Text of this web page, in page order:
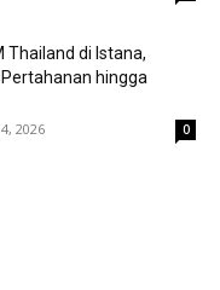
Thailand di Istana,
hingga
2026 0